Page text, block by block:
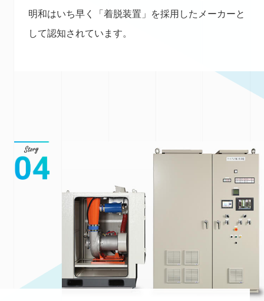
明和はいち早く「着脱装置」を採用したメーカーと
して認知されています。